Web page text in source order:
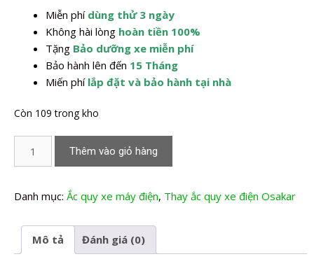
2.240.000,0₫.
Miễn phí dùng thử 3 ngày
Không hài lòng hoàn tiền 100%
Tặng Bảo dưỡng xe miễn phí
Bảo hành lên đến 15 Tháng
Miến phí lắp đặt và bảo hành tại nhà
Còn 109 trong kho
xe
điện
Osakar
Thêm vào giỏ hàng
Danh mục: Ắc quy xe máy điện, Thay ắc quy xe điện Osakar
Mô tả Đánh giá (0)